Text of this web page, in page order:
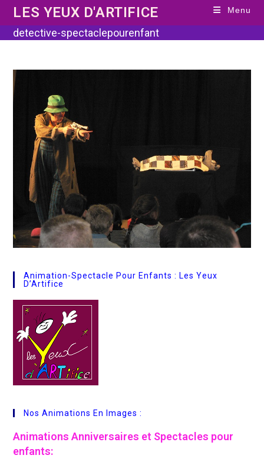
content
LES YEUX D'ARTIFICE Menu
detective-spectaclepourenfant
Animation-Spectacle Pour Enfants : Les Yeux
D’Artifice
Nos Animations En Images :
Animations Anniversaires et Spectacles pour
enfants: